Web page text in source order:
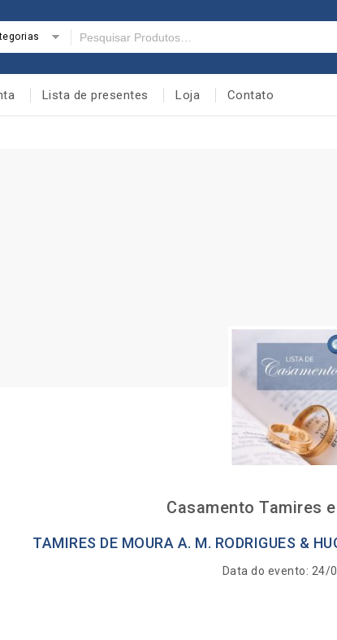
Lista de presentes Loja Contato
Casamento Tamires
TAMIRES DE MOURA A. M. RODRIGUES &
Data do evento: 24/